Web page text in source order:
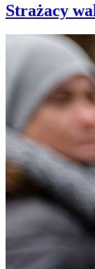
Strażacy